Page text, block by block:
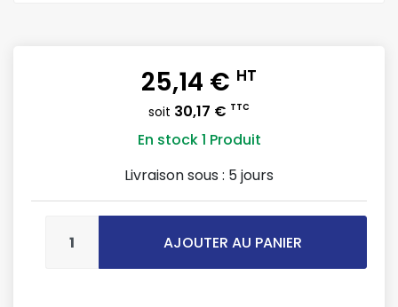
25,14 € HT
soit 30,17 € TTC
En stock1 Produit
Livraison sous : 5 jours
AJOUTER AU PANIER